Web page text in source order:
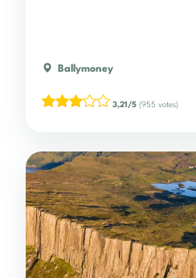
Ballymoney
3,21/5 (955 votes)